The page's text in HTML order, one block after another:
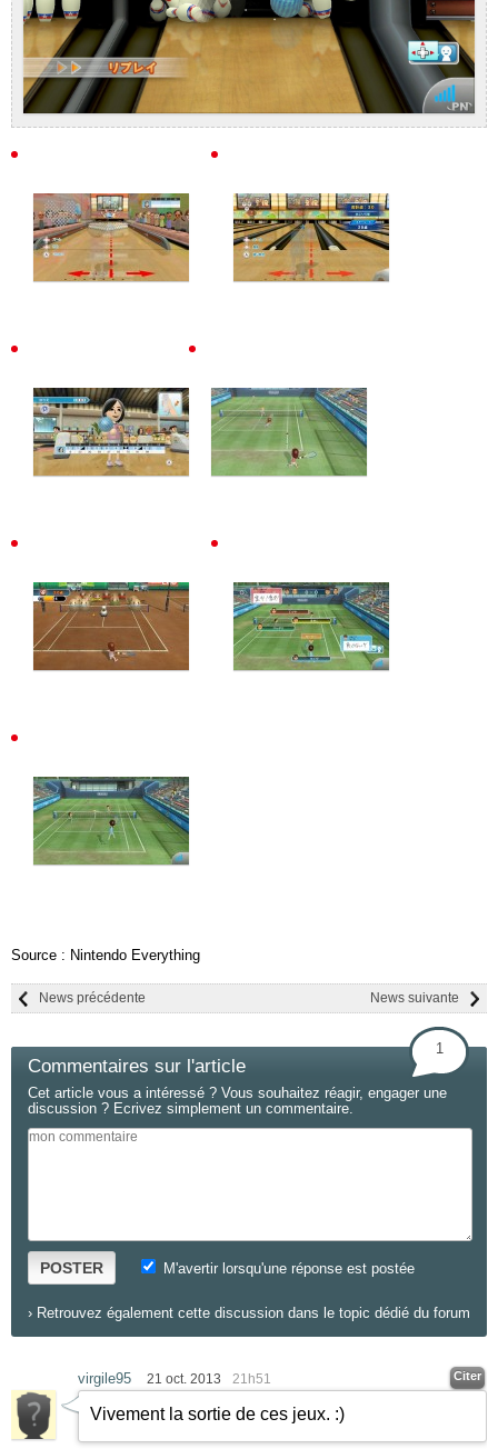
Source : Nintendo Everything
News suivante
News précédente
Commentaires sur l'article
1
Cet article vous a intéressé ? Vous souhaitez réagir, engager une
discussion ? Ecrivez simplement un commentaire.
POSTER M'avertir lorsqu'une réponse est postée
› Retrouvez également cette discussion dans le topic dédié du forum
virgile95 21 oct. 2013 21h51 Citer
Vivement la sortie de ces jeux. :)